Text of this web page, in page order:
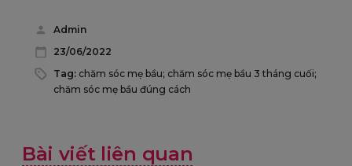
Admin
23/06/2022
Tag: chăm sóc mẹ bầu; chăm sóc mẹ bầu 3 tháng cuối;
chăm sóc mẹ bầu đúng cách
Bài viết liên quan